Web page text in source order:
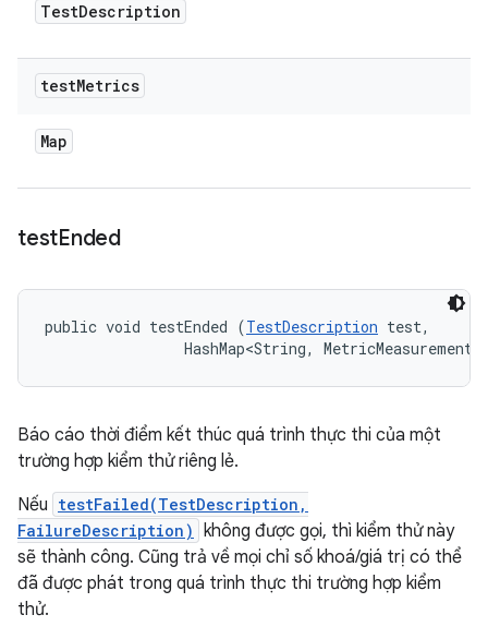
TestDescription
testMetrics
Map
testEnded
public void testEnded (TestDescription test,
HashMap<String,
Báo cáo thời điểm kết thúc quá trình thực thi của một
trường hợp kiểm thử riêng lẻ.
Nếu testFailed(TestDescription,
FailureDescription) không được gọi, thì kiểm thử này
sẽ thành công. Cũng trả về mọi chỉ số khoá/giá trị có thể
đã được phát trong quá trình thực thi trường hợp kiểm
thử.